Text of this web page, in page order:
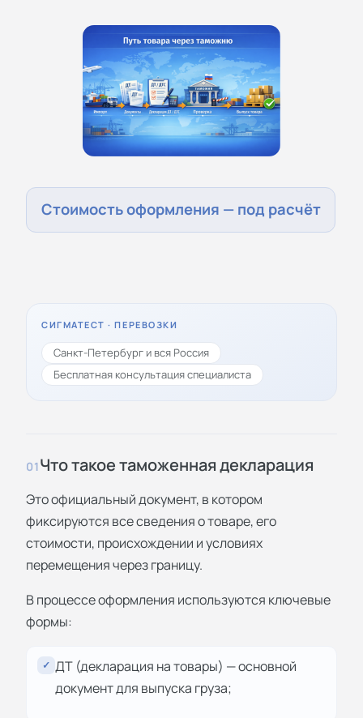
Стоимость оформления — под расчёт
СИГМАТЕСТ · ПЕРЕВОЗКИ
Санкт-Петербург и вся Россия
Бесплатная консультация специалиста
01Что такое таможенная декларация
Это официальный документ, в котором
фиксируются все сведения о товаре, его
стоимости, происхождении и условиях
перемещения через границу.
В процессе оформления используются ключевые
формы:
✓ ДТ (декларация на товары) — основной
документ для выпуска груза;